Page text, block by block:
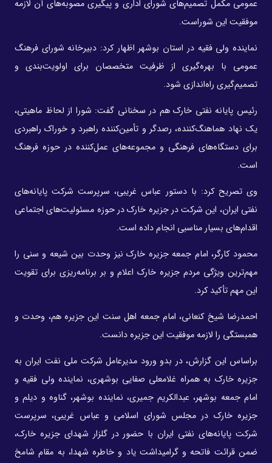
عمومی مکمل تصمیم‌های شورای اداری و پیگیری مصوبه‌های آن لازمه
موفقیت این شوراست.
نماینده ولی فقیه در استان بوشهر اظهار کرد: دبیرخانه شورای فرهنگ
عمومی با بهره‌گیری از ظرفیت متخصصان برای اولویت‌بندی و
تصمیم‌گیری راه‌اندازی شود.
رئیس پایانه نفتی خارک هم در سخنانی گفت: شورا از لحاظ ماهیتی،
یک نهاد هماهنگ‌کننده، رصدگر و تأمین‌کننده راهبرد و خوراک راهبردی
برای دستگاه‌های فرهنگی و مجموعه‌های عمل‌کننده در حوزه فرهنگ
است.
وی تصریح کرد: با دستور عباس غریبی، سرپرست شرکت پایانه‌های
نفتی ایران، این شرکت در جزیره خارک در حوزه مسئولیت‌های اجتماعی
اقدام‌های بسیار مناسبی انجام داده است.
محمود کارگر، امام جمعه جزیره خارک نیز وحدت بین شیعه و سنی را
مهم‌ترین ویژگی مردم جزیره خارک اعلام و بر برنامه‌ریزی برای تقویت
این مهم تأکید کرد.
احمدرضا شیخ کنعانی، امام جمعه اهل سنت این جزیره هم، وحدت و
همبستگی را لازمه‌ موفقیت این جزیره دانست.
براساس این گزارش، در بدو ورود مدیرعامل شرکت ملی نفت ایران به
جزیره خارک به همراه غلامعلی صفایی بوشهری، نماینده ولی فقیه و
امام جمعه بوشهر، عبدالکریم جمیری، نماینده بوشهر، گناوه و دیلم و
جزیره خارک در مجلس شورای اسلامی و عباس غریبی، سرپرست
شرکت پایانه‌های نفتی ایران با حضور در گلزار شهدای جزیره خارک،
ضمن قرائت فاتحه و گرامیداشت یاد و خاطره شهدا، به مقام شامخ